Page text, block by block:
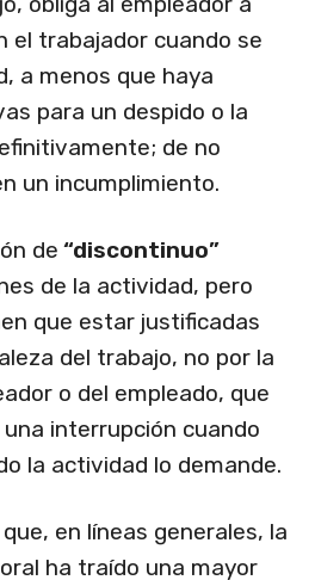
el trabajador cuando se
a menos que haya
para un despido o la
de no
un incumplimiento.
de “discontinuo”
de la actividad, pero
que estar justificadas
del trabajo, no por la
o del empleado, que
interrupción cuando
la actividad lo demande.
en líneas generales, la
ha traído una mayor